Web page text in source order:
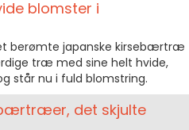
blomster i
berømte japanske kirsebærtræ
træ med sine helt hvide,
står nu i fuld blomstring.
det skjulte